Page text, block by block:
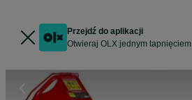
Przejdź do aplikacji
Otwieraj OLX jednym tapnięciem